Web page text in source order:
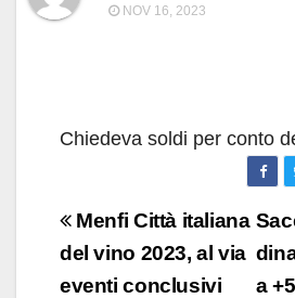
NOV 16, 2023
Chiedeva soldi per conto
Navigazione
articoli
a
Menfi Città italiana
del vino 2023, al via
eventi conclusivi